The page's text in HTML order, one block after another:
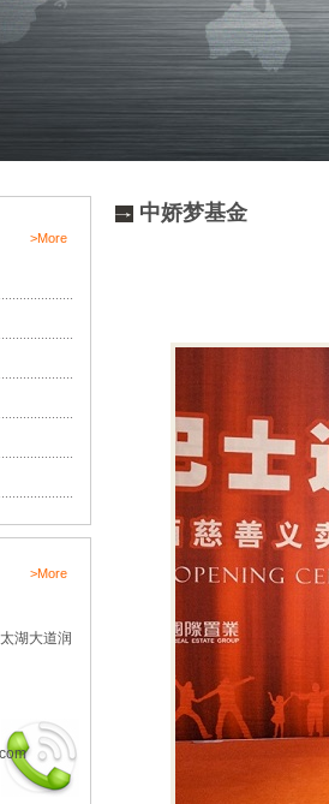
>More
>More
湖大道润
中娇梦基金